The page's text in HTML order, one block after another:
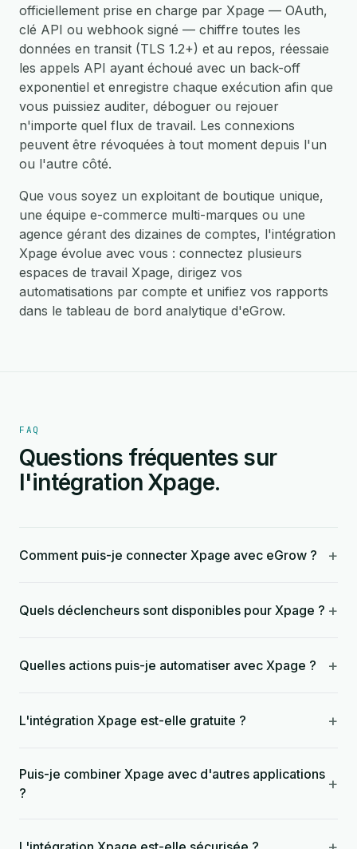
officiellement prise en charge par Xpage — OAuth,
clé API ou webhook signé — chiffre toutes les
données en transit (TLS 1.2+) et au repos, réessaie
les appels API ayant échoué avec un back-off
exponentiel et enregistre chaque exécution afin que
vous puissiez auditer, déboguer ou rejouer
n'importe quel flux de travail. Les connexions
peuvent être révoquées à tout moment depuis l'un
ou l'autre côté.
Que vous soyez un exploitant de boutique unique,
une équipe e-commerce multi-marques ou une
agence gérant des dizaines de comptes, l'intégration
Xpage évolue avec vous : connectez plusieurs
espaces de travail Xpage, dirigez vos
automatisations par compte et unifiez vos rapports
dans le tableau de bord analytique d'eGrow.
FAQ
Questions fréquentes sur
l'intégration Xpage.
Comment puis-je connecter Xpage avec eGrow ? +
Quels déclencheurs sont disponibles pour Xpage ? +
Quelles actions puis-je automatiser avec Xpage ? +
L'intégration Xpage est-elle gratuite ? +
Puis-je combiner Xpage avec d'autres applications
?
+